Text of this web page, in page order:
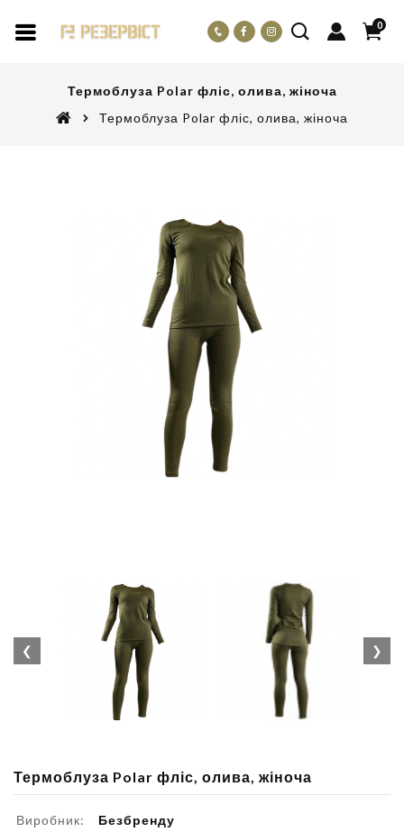
0
Термоблуза Polar фліс, олива, жіноча
Термоблуза Polar фліс, олива, жіноча
❮ ❯
Термоблуза Polar фліс, олива, жіноча
Виробник:
Безбренду